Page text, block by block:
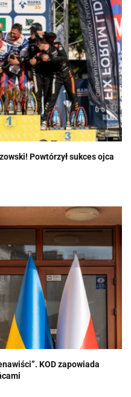
Powtórzył sukces ojca
KOD zapowiada